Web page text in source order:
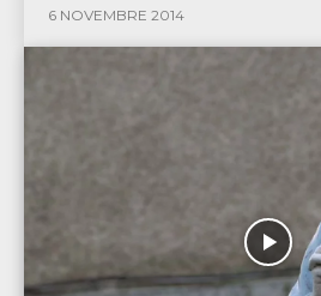
6 NOVEMBRE 2014